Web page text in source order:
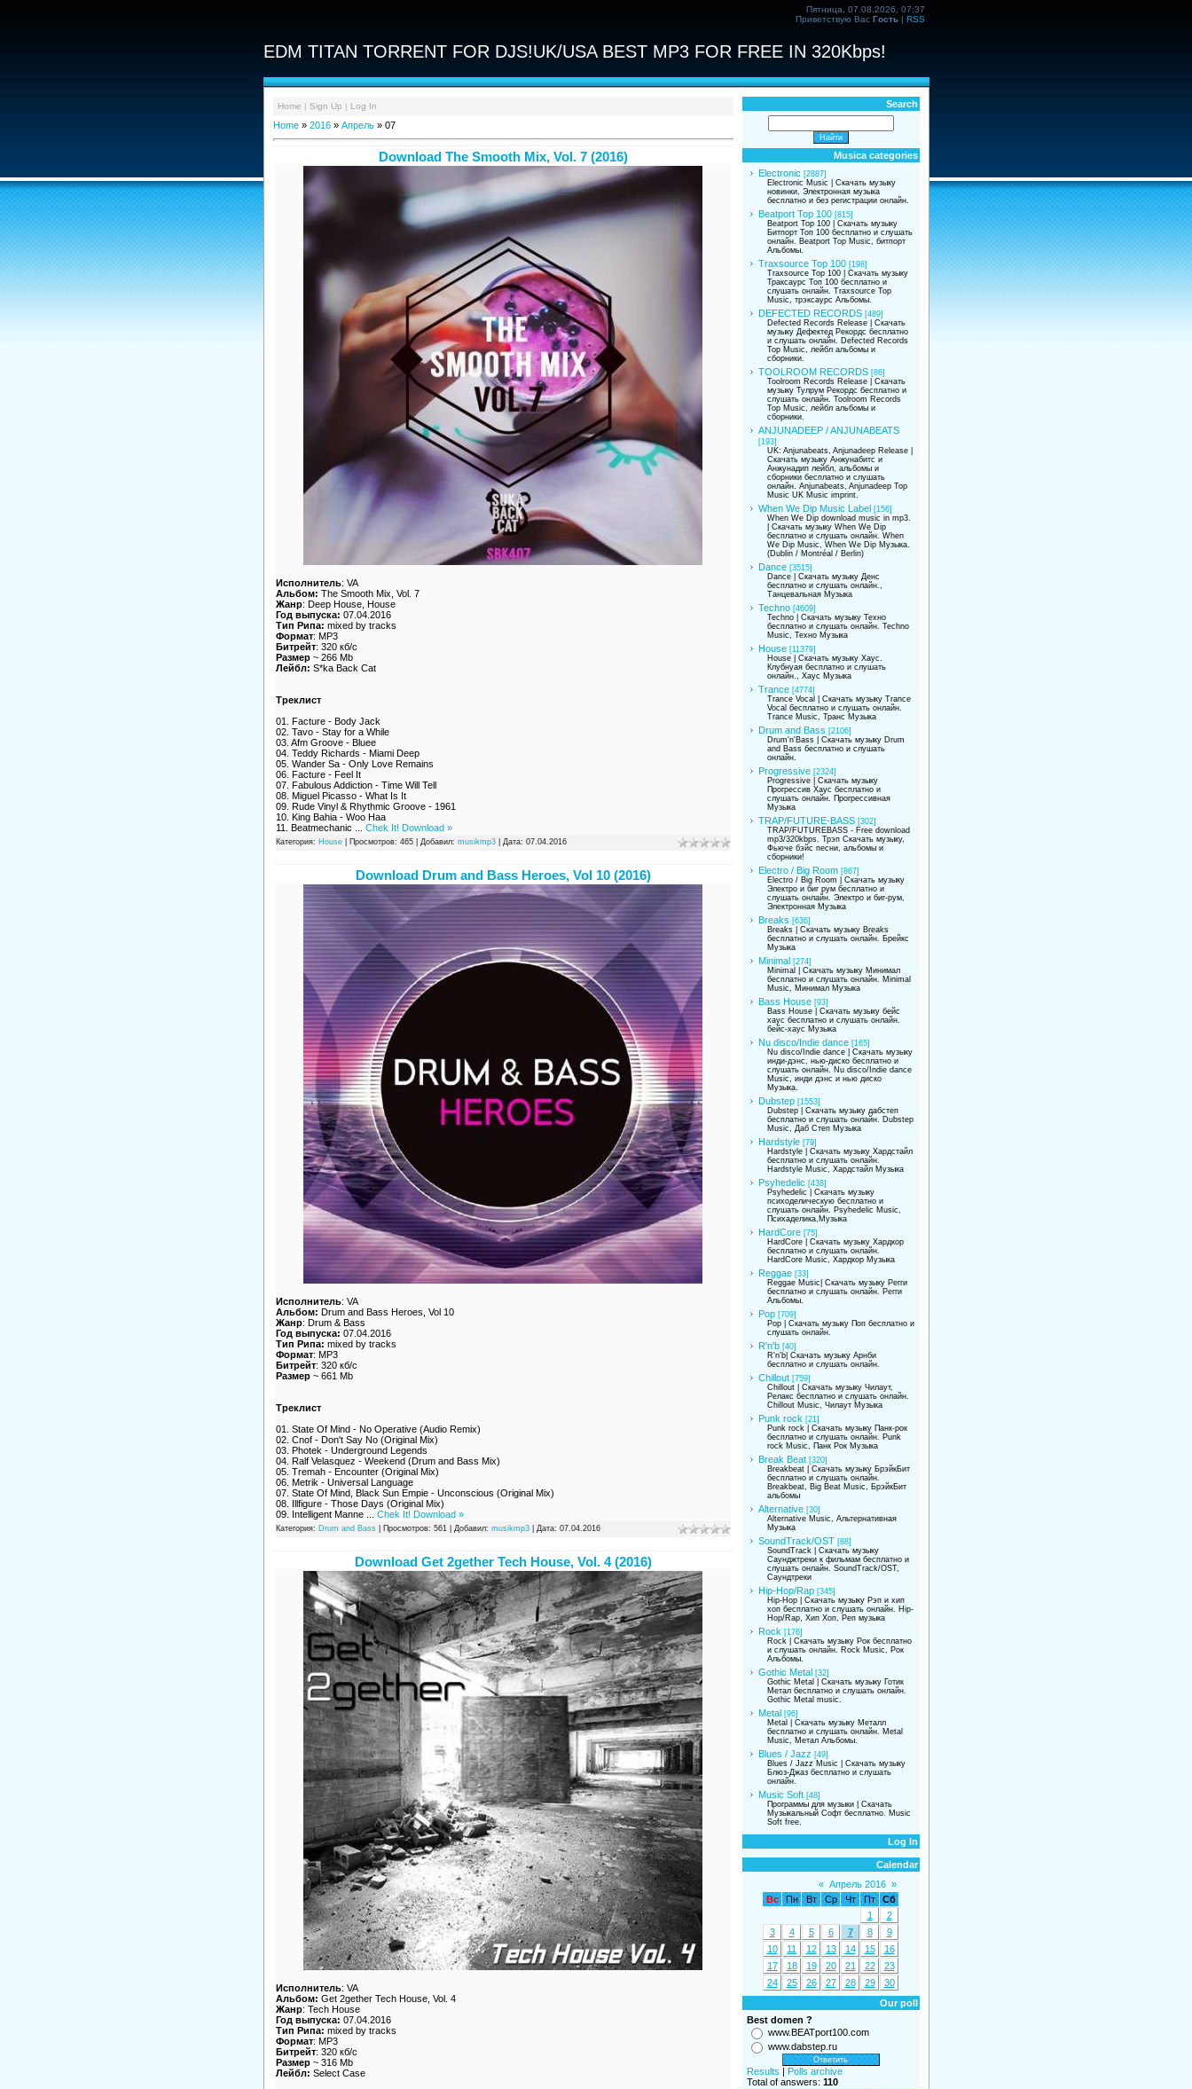
Пятница, 07.08.2026, 07:37
Приветствую Вас Гость| RSS
EDM TITAN TORRENT FOR DJS!UK/USA BEST MP3 FOR FREE IN 320Kbps!
Home | Sign Up | Log In
Home» 2016 » Апрель » 07
Download The Smooth Mix, Vol. 7 (2016)
Исполнитель: VA
Альбом: The Smooth Mix, Vol. 7
Жанр: Deep House, House
Год выпуска: 07.04.2016
Тип Рипа: mixed by tracks
Формат: MP3
Битрейт: 320 кб/c
Размер~ 266 Mb
Лейбл: S*ka Back Cat
Треклист
01. Facture - Body Jack
02. Tavo - Stay for a While
03. Afm Groove - Bluee
04. Teddy Richards - Miami Deep
05. Wander Sa - Only Love Remains
06. Facture - Feel It
07. Fabulous Addiction - Time Will Tell
08. Miguel Picasso - What Is It
09. Rude Vinyl & Rhythmic Groove - 1961
10. King Bahia - Woo Haa
11. Beatmechanic ... Chek It! Download »
Категория: House| Просмотров: 465 | Добавил: musikmp3| Дата: 07.04.2016
Download Drum and Bass Heroes, Vol 10 (2016)
Исполнитель: VA
Альбом: Drum and Bass Heroes, Vol 10
Жанр: Drum & Bass
Год выпуска: 07.04.2016
Тип Рипа: mixed by tracks
Формат: MP3
Битрейт: 320 кб/c
Размер~ 661 Mb
Треклист
01. State Of Mind - No Operative (Audio Remix)
02. Cnof - Don't Say No (Original Mix)
03. Photek - Underground Legends
04. Ralf Velasquez - Weekend (Drum and Bass Mix)
05. Tremah - Encounter (Original Mix)
06. Metrik - Universal Language
07. State Of Mind, Black Sun Empie - Unconscious (Original Mix)
08. Illfigure - Those Days (Original Mix)
09. Intelligent Manne ... Chek It! Download »
Категория: Drum and Bass| Просмотров: 561 | Добавил: musikmp3| Дата: 07.04.2016
Download Get 2gether Tech House, Vol. 4 (2016)
Исполнитель: VA
Альбом: Get 2gether Tech House, Vol. 4
Жанр: Tech House
Год выпуска: 07.04.2016
Тип Рипа: mixed by tracks
Формат: MP3
Битрейт: 320 кб/c
Размер~ 316 Mb
Лейбл: Select Case
Search
Musica categories
Electronic [2887]
Electronic Music | Скачать музыку
новинки, Электронная музыка
бесплатно и без регистрации онлайн.
Beatport Top 100 [815]
Beatport Top 100 | Скачать музыку
Битпорт Топ 100 бесплатно и слушать
онлайн. Beatport Top Music, битпорт
Альбомы.
Traxsource Top 100 [198]
Traxsource Top 100 | Скачать музыку
Траксаурс Топ 100 бесплатно и
слушать онлайн. Traxsource Top
Music, трэксаурс Альбомы.
DEFECTED RECORDS [489]
Defected Records Release | Скачать
музыку Дефектед Рекордс бесплатно
и слушать онлайн. Defected Records
Top Music, лейбл альбомы и
сборники.
TOOLROOM RECORDS [86]
Toolroom Records Release | Скачать
музыку Тулрум Рекордс бесплатно и
слушать онлайн. Toolroom Records
Top Music, лейбл альбомы и
сборники.
ANJUNADEEP / ANJUNABEATS
[193]
UK: Anjunabeats, Anjunadeep Release |
Скачать музыку Анжунабитс и
Анжунадип лейбл, альбомы и
сборники бесплатно и слушать
онлайн. Anjunabeats, Anjunadeep Top
Music UK Music imprint.
When We Dip Music Label [156]
When We Dip download music in mp3.
| Скачать музыку When We Dip
бесплатно и слушать онлайн. When
We Dip Music, When We Dip Музыка.
(Dublin / Montréal / Berlin)
Dance [3515]
Dance | Скачать музыку Денс
бесплатно и слушать онлайн.,
Танцевальная Музыка
Techno [4609]
Techno | Скачать музыку Техно
бесплатно и слушать онлайн. Techno
Music, Техно Музыка
House [11379]
House | Скачать музыку Хаус.
Клубнуая бесплатно и слушать
онлайн., Хаус Музыка
Trance [4774]
Trance Vocal | Скачать музыку Trance
Vocal бесплатно и слушать онлайн.
Trance Music, Транс Музыка
Drum and Bass [2106]
Drum'n'Bass | Скачать музыку Drum
and Bass бесплатно и слушать
онлайн.
Progressive [2324]
Progressive | Скачать музыку
Прогрессив Хаус бесплатно и
слушать онлайн. Прогрессивная
Музыка
TRAP/FUTURE-BASS [302]
TRAP/FUTUREBASS - Free download
mp3/320kbps. Трэп Скачать музыку,
Фьюче бэйс песни, альбомы и
сборники!
Electro / Big Room [867]
Electro / Big Room | Скачать музыку
Электро и биг рум бесплатно и
слушать онлайн. Электро и биг-рум,
Электронная Музыка
Breaks [636]
Breaks | Скачать музыку Breaks
бесплатно и слушать онлайн. Брейкс
Музыка
Minimal [274]
Minimal | Скачать музыку Минимал
бесплатно и слушать онлайн. Minimal
Music, Минимал Музыка
Bass House [93]
Bass House | Скачать музыку бейс
хаус бесплатно и слушать онлайн.
бейс-хаус Музыка
Nu disco/Indie dance [165]
Nu disco/Indie dance | Скачать музыку
инди-дэнс, нью-диско бесплатно и
слушать онлайн. Nu disco/Indie dance
Music, инди дэнс и нью диско
Музыка.
Dubstep [1553]
Dubstep | Скачать музыку дабстеп
бесплатно и слушать онлайн. Dubstep
Music, Даб Степ Музыка
Hardstyle [79]
Hardstyle | Скачать музыку Хардстайл
бесплатно и слушать онлайн.
Hardstyle Music, Хардстайл Музыка
Psyhedelic [438]
Psyhedelic | Скачать музыку
психоделическую бесплатно и
слушать онлайн. Psyhedelic Music,
Психаделика,Музыка
HardCore [75]
HardCore | Скачать музыку Хардкор
бесплатно и слушать онлайн.
HardCore Music, Хардкор Музыка
Reggae [33]
Reggae Music| Скачать музыку Регги
бесплатно и слушать онлайн. Регги
Альбомы.
Pop [709]
Pop | Скачать музыку Поп бесплатно и
слушать онлайн.
R'n'b [40]
R'n'b| Скачать музыку Арнби
бесплатно и слушать онлайн.
Chillout [759]
Chillout | Скачать музыку Чилаут,
Релакс бесплатно и слушать онлайн.
Chillout Music, Чилаут Музыка
Punk rock [21]
Punk rock | Скачать музыку Панк-рок
бесплатно и слушать онлайн. Punk
rock Music, Панк Рок Музыка
Break Beat [320]
Breakbeat | Скачать музыку БрэйкБит
бесплатно и слушать онлайн.
Breakbeat, Big Beat Music, БрэйкБит
альбомы
Alternative [30]
Alternative Music, Альтернативная
Музыка
SoundTrack/OST [88]
SoundTrack | Скачать музыку
Саунджтреки к фильмам бесплатно и
слушать онлайн. SoundTrack/OST,
Саундтреки
Hip-Hop/Rap [345]
Hip-Hop | Скачать музыку Рэп и хип
хоп бесплатно и слушать онлайн. Hip-
Hop/Rap, Хип Хоп, Реп музыка
Rock [176]
Rock | Скачать музыку Рок бесплатно
и слушать онлайн. Rock Music, Рок
Альбомы.
Gothic Metal [32]
Gothic Metal | Скачать музыку Готик
Метал бесплатно и слушать онлайн.
Gothic Metal music.
Metal [96]
Metal | Скачать музыку Металл
бесплатно и слушать онлайн. Metal
Music, Метал Альбомы.
Blues / Jazz [49]
Blues / Jazz Music | Скачать музыку
Блюз-Джаз бесплатно и слушать
онлайн.
Music Soft [48]
Программы для музыки | Скачать
Музыкальный Софт бесплатно. Music
Soft free.
Log In
Calendar
« Апрель 2016 »
Вс
Пн Вт Ср Чт Пт
Сб
1
2
3
4 5 6 7 8
9
10
11 12 13 14 15
16
17
18 19 20 21 22
23
24
25 26 27 28 29
30
Our poll
Best domen ?
www.BEATport100.com
www.dabstep.ru
Results | Polls archive
Total of answers: 110